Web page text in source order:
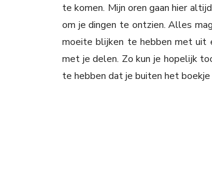
te komen. Mijn oren gaan hier
om je dingen te ontzien. Alles
moeite blijken te hebben met uit
met je delen. Zo kun je hopelijk
te hebben dat je buiten het boekje